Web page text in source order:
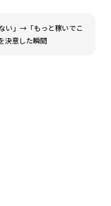
い」→「もっと稼いでこ
決意した瞬間